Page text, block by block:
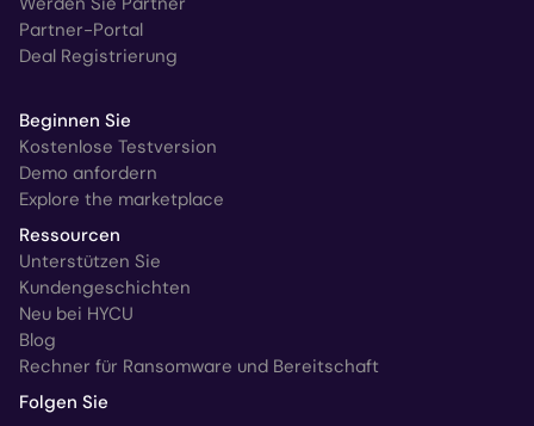
Partner-Portal
Deal Registrierung
Beginnen Sie
Kostenlose Testversion
Demo anfordern
Explore the marketplace
Ressourcen
Unterstützen Sie
Kundengeschichten
Neu bei HYCU
Blog
Rechner für Ransomware und Bereitschaft
Folgen Sie